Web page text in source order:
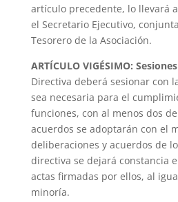
artículo precedente, lo llevará
el Secretario Ejecutivo,
Tesorero de la Asociación.
ARTÍCULO VIGÉSIMO:
Directiva deberá sesionar con
sea necesaria para el
funciones, con al menos dos
acuerdos se adoptarán con el
deliberaciones y acuerdos de
directiva se dejará constancia
actas firmadas por ellos, al
minoría.